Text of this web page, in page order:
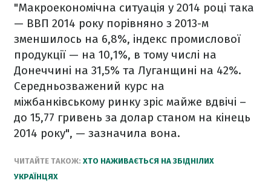
"Макроекономічна ситуація у 2014 році така
— ВВП 2014 року порівняно з 2013-м
зменшилось на 6,8%, індекс промислової
продукції — на 10,1%, в тому числі на
Донеччині на 31,5% та Луганщині на 42%.
Середньозважений курс на
міжбанківському ринку зріс майже вдвічі –
до 15,77 гривень за долар станом на кінець
2014 року", — зазначила вона.
ЧИТАЙТЕ ТАКОЖ: ХТО НАЖИВАЄТЬСЯ НА ЗБІДНІЛИХ
УКРАЇНЦЯХ